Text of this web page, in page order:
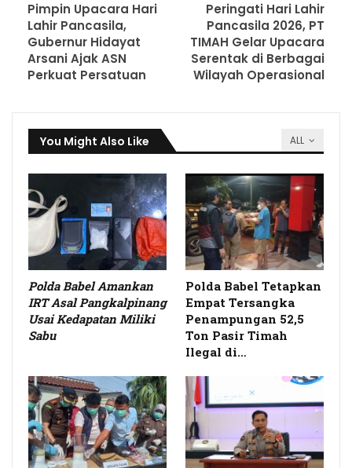
Pimpin Upacara Hari
Lahir Pancasila,
Gubernur Hidayat
Arsani Ajak ASN
Perkuat Persatuan
Peringati Hari Lahir
Pancasila 2026, PT
TIMAH Gelar Upacara
Serentak di Berbagai
Wilayah Operasional
ALL
You Might Also Like
Polda Babel Amankan
IRT Asal Pangkalpinang
Usai Kedapatan Miliki
Sabu
Polda Babel Tetapkan
Empat Tersangka
Penampungan 52,5
Ton Pasir Timah
Ilegal di…